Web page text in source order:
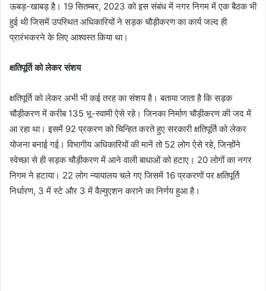
ऊबड़-खाबड़ है। 19 सितम्बर, 2023 को इस संबंध में नगर निगम में एक बैठक भी
हुई थी जिसमें उपस्थित अधिकारियों ने सड़क चौड़ीकरण का कार्य जल्द ही
प्रारंभकरने के लिए आश्वस्त किया था।
क्षतिपूर्ति को लेकर संशय
क्षतिपूर्ति को लेकर अभी भी कई तरह का संशय है। बताया जाता है कि सड़क
चौड़ीकरण में करीब 135 भू-स्वामी ऐसे रहे। जिनका निर्माण चौड़ीकरण की जद में
आ रहा था। इसमें 92 प्रकरण को चिन्हित करते हुए सरकारी क्षतिपूर्ति को लेकर
योजना बनाई गई। विभागीय अधिकारियों की मानें तो 52 लोग ऐसे रहे, जिन्होंने
स्वेच्छा से ही सड़क चौड़ीकरण में आने वाली बाधाओं को हटाए। 20 लोगों का नगर
निगम ने हटाया। 22 लोग न्यायालय चले गए जिसमें 16 प्रकरणों पर क्षतिपूर्ति
निर्धारण, 3 में स्टे और 3 में वैल्युएशन कराने का निर्णय हुआ है।